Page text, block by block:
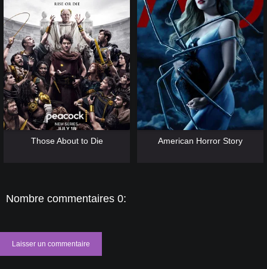
Those About to Die American Horror Story
Nombre commentaires 0:
Laisser un commentaire